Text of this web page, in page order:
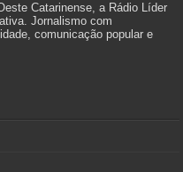
Catarinense, a Rádio Líder
Jornalismo com
comunicação popular e